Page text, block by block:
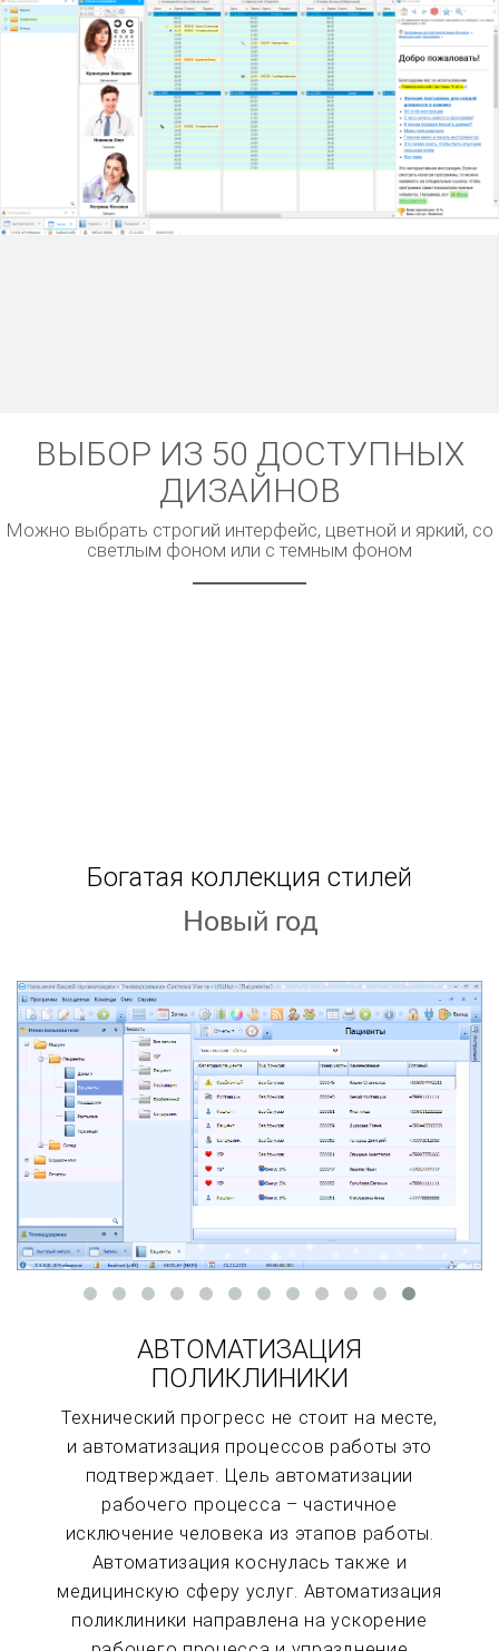
ВЫБОР ИЗ 50 ДОСТУПНЫХ
ДИЗАЙНОВ
Можно выбрать строгий интерфейс, цветной и яркий, со
светлым фоном или с темным фоном
Богатая коллекция стилей
Светлый фон
АВТОМАТИЗАЦИЯ
ПОЛИКЛИНИКИ
Технический прогресс не стоит на месте,
и автоматизация процессов работы это
подтверждает. Цель автоматизации
рабочего процесса – частичное
исключение человека из этапов работы.
Автоматизация коснулась также и
медицинскую сферу услуг. Автоматизация
поликлиники направлена на ускорение